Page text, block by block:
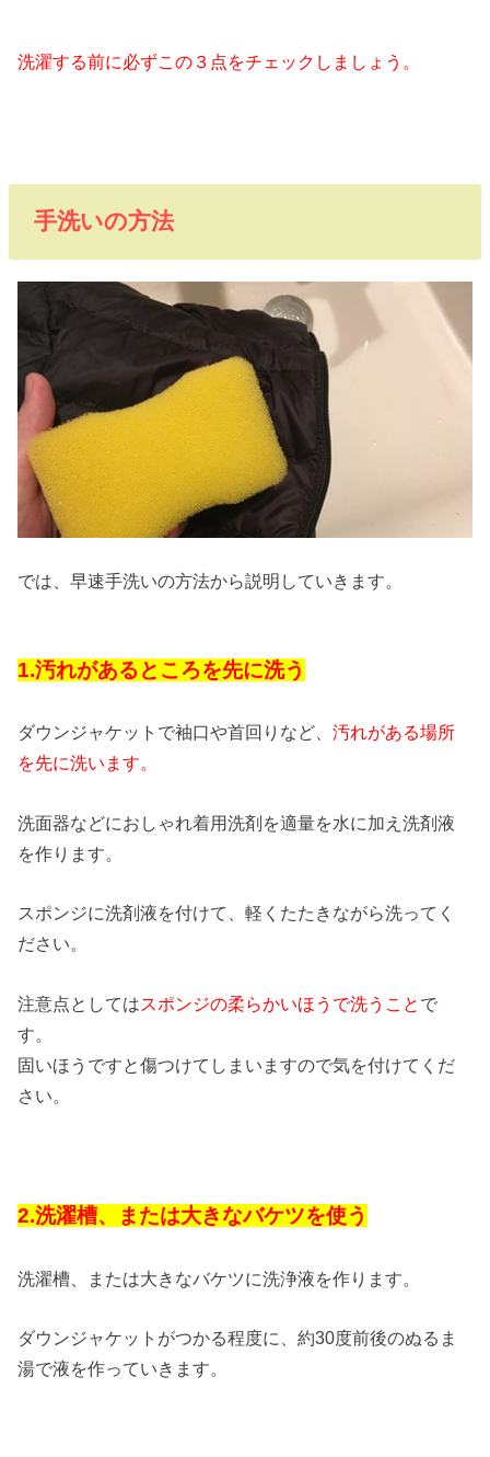
洗濯する前に必ずこの３点をチェックしましょう。
手洗いの方法
では、早速手洗いの方法から説明していきます。
1.汚れがあるところを先に洗う
ダウンジャケットで袖口や首回りなど、汚れがある場所
を先に洗います。
洗面器などにおしゃれ着用洗剤を適量を水に加え洗剤液
を作ります。
スポンジに洗剤液を付けて、軽くたたきながら洗ってく
ださい。
注意点としてはスポンジの柔らかいほうで洗うこと で
す。
固いほうですと傷つけてしまいますので気を付けてくだ
さい。
2.洗濯槽、または大きなバケツを使う
洗濯槽、または大きなバケツに洗浄液を作ります。
ダウンジャケットがつかる程度に、約30度前後のぬるま
湯で液を作っていきます。